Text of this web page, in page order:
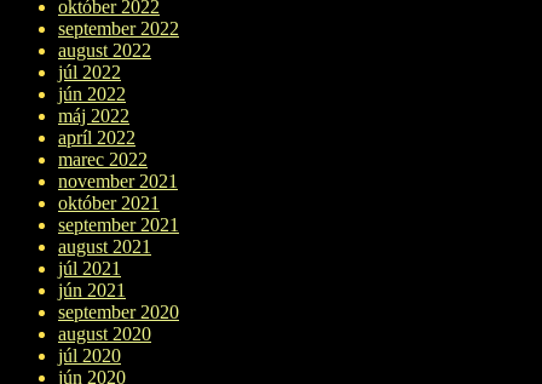
október 2022
september 2022
august 2022
júl 2022
jún 2022
máj 2022
apríl 2022
marec 2022
november 2021
október 2021
september 2021
august 2021
júl 2021
jún 2021
september 2020
august 2020
júl 2020
jún 2020